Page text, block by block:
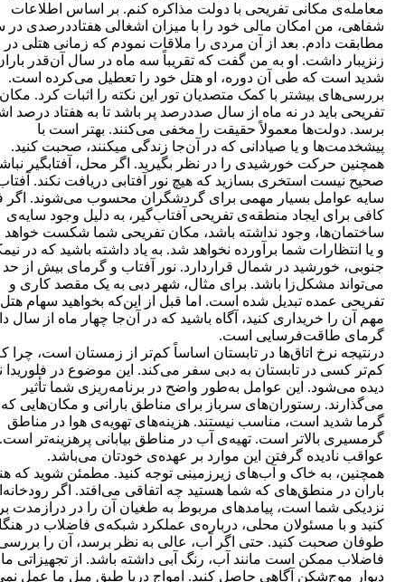
معامله‌ی مکانی تفریحی با دولت مذاکره کنم. بر اساس اطلاعات
شفاهی، من امکان مالی خود را با میزان اشغالی هفتاددرصدی در
مطابقت دادم. بعد از آن مردی را ملاقات نمودم که زمانی هتلی در
زنزیبار داشت. او به من گفت که تقریباً سه ماه در سال آن‌قدر
شدید است که طی آن دوره، او هتل خود را تعطیل می‌کرده است.
بررسی‌های بیشتر با کمک متصدیان تور این نکته را اثبات کرد. مکان
تفریحی باید در نه ماه از سال صددرصد پر باشد تا به هفتاد درصد
برسد. دولت‏‌ها معمولاً حقیقت را مخفی می‌کنند. بهتر است با
پیشخدمت‌ها و یا صیادانی که در آن‌جا زندگی می‏کنند، صحبت کنید.
همچنین حرکت خورشیدی را در نظر بگیرید. اگر محل، آفتاب‏گیر
صحیح نیست استخری بسازید که هیچ نور آفتابی دریافت نکند.
سایه عوامل بسیار مهمی برای گردشگران محسوب می‌شوند.
کافی برای ایجاد منطقه‌ی تفریحی آفتاب‌گیر، به دلیل وجود سایه‌ی
ساختمان‌ها، وجود نداشته باشد، مکان تفریحی شما شکست خواهد
و یا انتظارات شما برآورده نخواهد شد. به یاد داشته باشید که در
جنوبی، خورشید در شمال قراردارد. نور آفتاب و گرمای بیش از حد
می‌تواند مشکل‌زا باشد. برای مثال، شهر دبی به یک مقصد کاری و
تفریحی عمده تبدیل شده است. اما قبل از این‌که بخواهید سهام
مهم آن را خریداری کنید، آگاه باشید که در آن‌جا چهار ماه از سال
گرمای طاقت‌فرسایی است.
درنتیجه نرخ اتاق‌ها در تابستان اساساً کم‌تر از زمستان است، چرا
کم‌تر کسی در تابستان به دبی سفر می‏‌کند. این موضوع در فلوریدا
دیده می‌شود. این عوامل به‌طور واضح در برنامه‌‏ریزی شما تأثیر
می‌گذارند. رستوران‏‌های سرباز برای مناطق بارانی و مکان‏‌هایی که
گرما شدید است، مناسب نیستند. هزینه‏‌های تهویه‏‌ی هوا در مناطق
گرمسیری بالاتر است. تهیه‏‌ی آب در مناطق بیابانی پرهزینه‏‌تر است.
عواقب نادیده گرفتن این موارد بر عهده‌ی خودتان می‌باشد.
همچنین، به خاک و آب‏‌های زیرزمینی توجه کنید. مطمئن شوید که
باران در منطق‌ه‏ای که شما هستید چه اتفاقی می‌افتد. اگر
نزدیکی شما است، پیامدهای مربوط به طغیان آن را در درازمدت
کنید و با مسئولان محلی، درباره‏‌ی عملکرد شبکه‏‌ی فاضلاب در
طوفان صحبت کنید. حتی اگر آب، عالی به نظر برسد، آن را بررسی
فاضلاب ممکن است مانند آب، رنگ آبی داشته باشد. از تجهیزاتی
دیوار موج‌شکن آگاهی حاصل کنید. امواج دریا طبق میل ما عمل